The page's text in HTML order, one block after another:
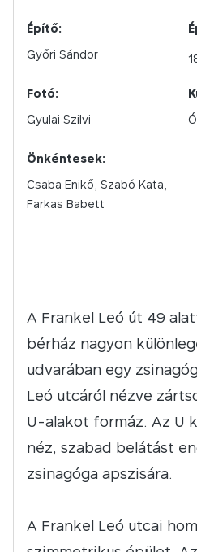
Építő:
Győri Sándor
Fotó:
Gyulai Szilvi
Önkéntesek:
Csaba Enikő, Szabó Kata,
Farkas Babett
A Frankel Leó út 49
bérház nagyon
udvarában egy
Leó utcáról nézve
U-alakot formáz. Az U
néz, szabad belátást
zsinagóga apszisára.
A Frankel Leó utcai